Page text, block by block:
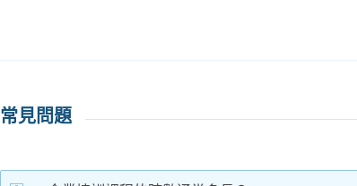
常見問題